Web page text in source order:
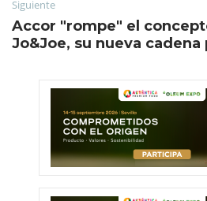
Siguiente
Accor "rompe" el
Jo&Joe, su nueva